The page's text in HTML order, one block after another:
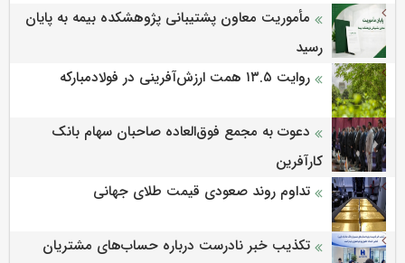
مأموریت معاون پشتیبانی پژوهشكده بیمه به پایان
رسید
روایت ۱۳.۵ همت ارزش‌آفرینی در فولادمبارکه
دعوت به مجمع فوق‌العاده صاحبان سهام بانک
کارآفرین
تداوم روند صعودی قیمت طلای جهانی
تکذیب خبر نادرست درباره حساب‌های مشتریان